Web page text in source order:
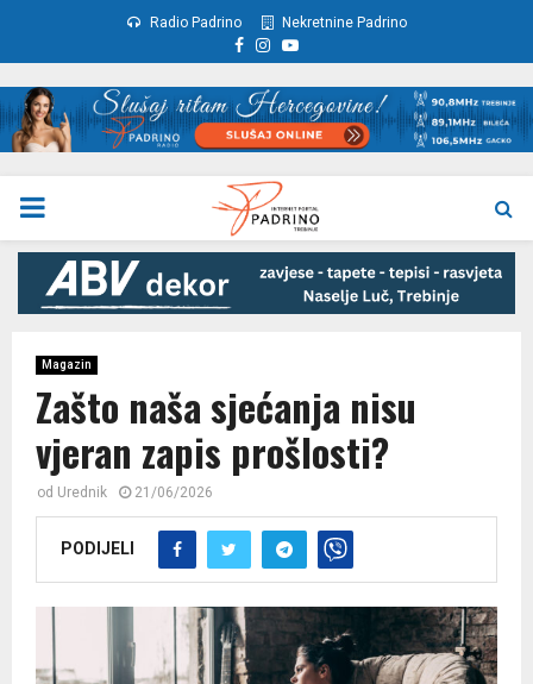
Radio Padrino Nekretnine Padrino
Facebook
Instagram
Youtube
PRIMARY
MENU
Magazin
Zašto naša sjećanja nisu
vjeran zapis prošlosti?
od Urednik 21/06/2026
PODIJELI